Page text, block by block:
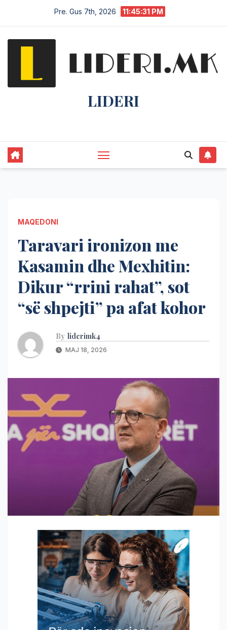
Pre. Gus 7th, 2026 11:45:31 PM
LIDERI
MAQEDONI
Taravari ironizon me
Kasamin dhe Mexhitin:
Dikur “rrini rahat”, sot
“së shpejti” pa afat kohor
By liderimk4
MAJ 18, 2026